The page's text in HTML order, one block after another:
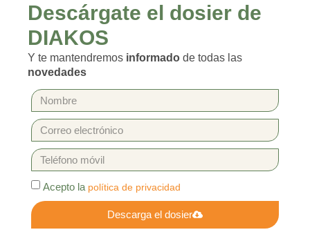
Descárgate el dosier de
DIAKOS
Y te mantendremos informado de todas las
novedades
Acepto la política de privacidad
Descarga el dosier